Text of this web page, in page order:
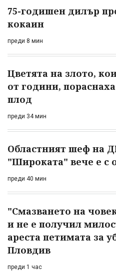
75-годишен дилър
кокаин
преди 8 мин
Цветята на злото,
от години,
плод
преди 34 мин
Областният шеф на
"Широката" вече е с
преди 40 мин
"Смазването на
и не е получил
ареста петимата за
Пловдив
преди 1 час